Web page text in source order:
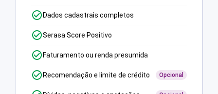
Dados cadastrais completos
Serasa Score Positivo
Faturamento ou renda presumida
Recomendação e limite de crédito Opcional